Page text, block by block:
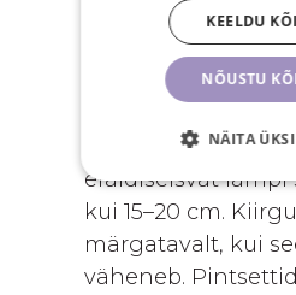
mida kasutatakse
paigaldamiseks,
kasutuskaugusel
seadmed
juhul ei ole
eraldiseisvat
kui 15–20 cm.
märgatavalt, kui
väheneb.
NÕUSTU
KEELDU
NÄITA